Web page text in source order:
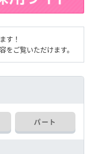
す！
をご覧いただけます。
パート